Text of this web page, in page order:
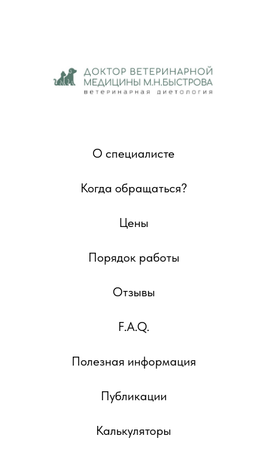
О специалисте
Когда обращаться?
Цены
Порядок работы
Отзывы
F.A.Q.
Полезная информация
Публикации
Калькуляторы